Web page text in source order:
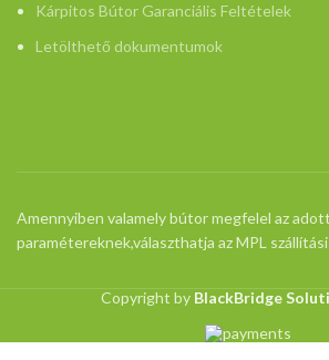
Kárpitos Bútor Garanciális Feltételek
Letölthető dokumentumok
Amennyiben valamely bútor megfelel az
paramétereknek,választhatja az MPL
Copyright by BlackBridge